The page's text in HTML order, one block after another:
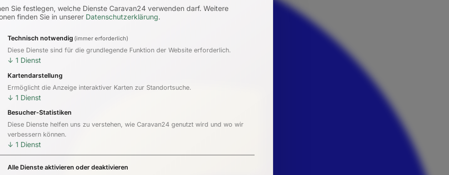
Sie festlegen, welche Dienste Caravan24 verwenden darf. Weitere
finden Sie in unserer Datenschutzerklärung.
Technisch notwendig (immer erforderlich)
Diese Dienste sind für die grundlegende Funktion der Website erforderlich.
↓ 1 Dienst
Kartendarstellung
Ermöglicht die Anzeige interaktiver Karten zur Standortsuche.
↓ 1 Dienst
Besucher-Statistiken
Diese Dienste helfen uns zu verstehen, wie Caravan24 genutzt wird und wo wir
verbessern können.
↓ 1 Dienst
Alle Dienste aktivieren oder deaktivieren